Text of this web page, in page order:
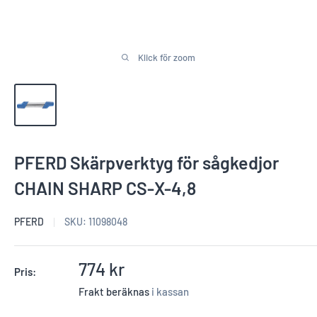
Klick för zoom
PFERD Skärpverktyg för sågkedjor
CHAIN SHARP CS-X-4,8
PFERD SKU: 11098048
Pris: Reapris
774 kr
Frakt beräknas i kassan